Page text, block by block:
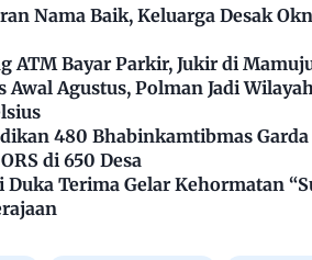
Nama Baik, Keluarga Desak
ATM Bayar Parkir, Jukir di
Awal Agustus, Polman Jadi
480 Bhabinkamtibmas
di 650 Desa
Terima Gelar Kehormatan